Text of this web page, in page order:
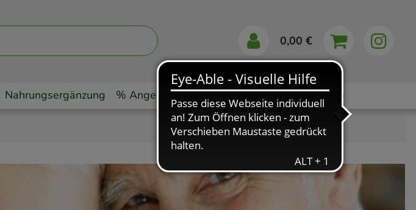
0,00 €
Nahrungsergänzung % Angebote Markenshops Ratgeber App